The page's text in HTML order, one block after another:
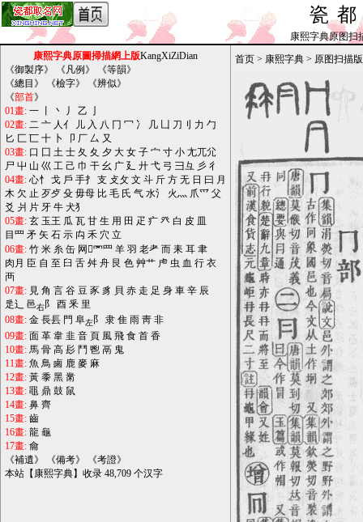
瓷
康熙字典原图扫
康熙字典原圖掃描網上版KangXiZiDian
《御製序》 《凡例 》 《等韻》
《總目 》 《檢字》 《辨似》
《部首》
01畫: 一 丶 丿 乙
02畫: 二 亠 人亻 儿 入 八 冂 冖 冫 几 凵 刀刂 力 勹
匕 匚 匸 十 卜 卩 厂 厶 又
03畫: 口 囗 土 士 夂 夊 夕 大 女 子 宀 寸 小 尢兀尣
尸 屮 山 巛 工 己 巾 干 幺 广 廴 廾 弋 弓 彐彑 彡 彳
04畫: 心忄 戈 戶 手扌 支 攴攵 文 斗 斤 方 无 日 曰 月
木 欠 止 歹歺 殳 毋母 比 毛 氏 气 水氵 火灬 爪爫 父
爻 爿 片 牙 牛 犬犭
05畫: 玄 玉王 瓜 瓦 甘 生 用 田 疋 疒 癶 白 皮 皿
目罒 矛 矢 石 示 禸 禾 穴 立
06畫: 竹 米 糸 缶 网罓罒 羊 羽 老耂 而 耒 耳 聿
肉月 臣 自 至 臼 舌 舛 舟 艮 色 艸艹 虍 虫 血 行 衣
襾
07畫: 見 角 言 谷 豆 豕 豸 貝 赤 走 足 身 車 辛 辰
辵辶
邑右阝 酉 釆 里
08畫: 金 長镸 門 阜左阝 隶 隹 雨 靑 非
09畫: 面 革 韋 韭 音 頁 風 飛 食 首 香
10畫: 馬 骨 高 髟 鬥 鬯 鬲 鬼
11畫: 魚 鳥 鹵 鹿 麥 麻
12畫: 黃 黍 黑 黹
13畫: 黽 鼎 鼓 鼠
14畫: 鼻 齊
15畫: 齒
16畫: 龍 龜
17畫: 龠
《補遺》 《備考》 《考證》
本站【康熙字典】收录 48,709 个汉字
首页 > 康熙字典 > 原图扫描版